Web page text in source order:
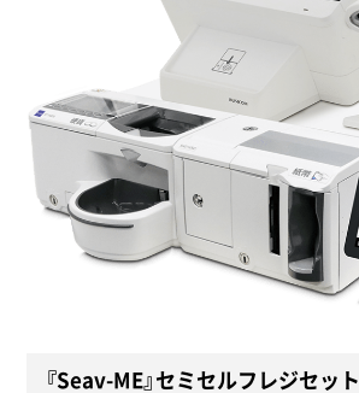
『Seav-ME』セミセルフレジセット